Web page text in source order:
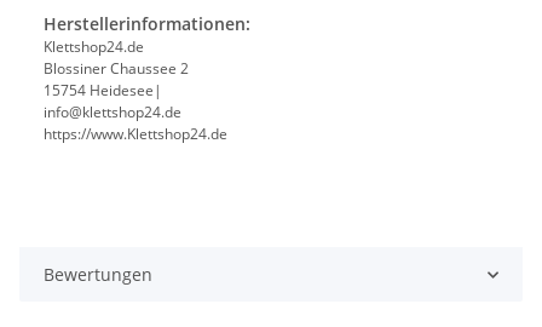
Herstellerinformationen:
Klettshop24.de
Blossiner Chaussee 2
15754 Heidesee|
info@klettshop24.de
https://www.Klettshop24.de
Bewertungen